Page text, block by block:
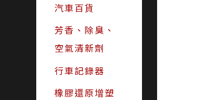
汽車百貨
芳香、除臭、
空氣清新劑
行車記錄器
橡膠還原增塑